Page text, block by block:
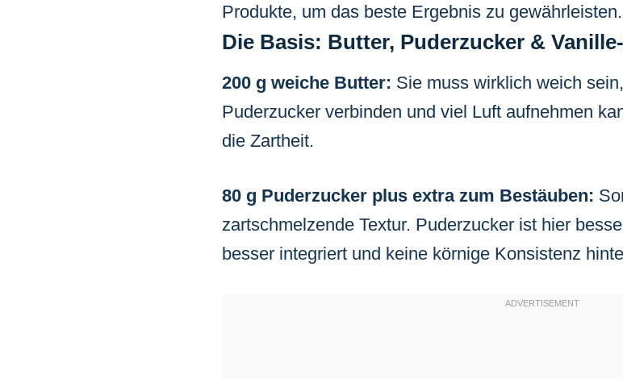
Produkte, um das beste Ergebnis zu gewährleisten.
Die Basis: Butter, Puderzucker &
200 g weiche Butter: Sie muss wirklich weich
Puderzucker verbinden und viel Luft aufnehmen
die Zartheit.
80 g Puderzucker plus extra zum Bestäuben:
zartschmelzende Textur. Puderzucker ist hier
besser integriert und keine körnige Konsistenz